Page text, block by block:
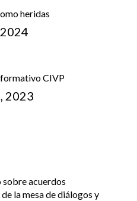
heridas
CIVP
2023
acuerdos
la mesa de diálogos y